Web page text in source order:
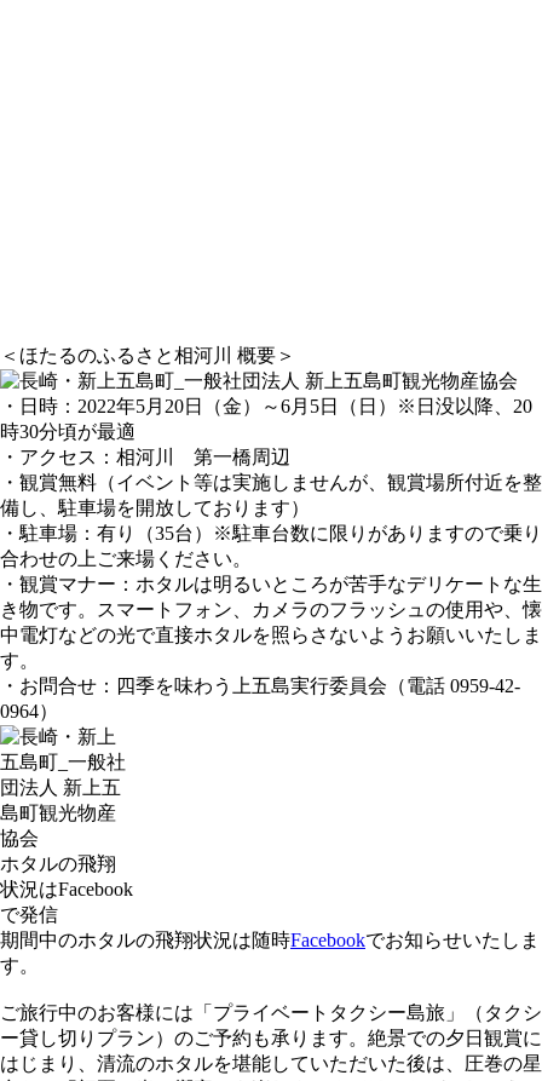
＜ほたるのふるさと相河川 概要＞
・日時：2022年5月20日（金）～6月5日（日）※日没以降、20
時30分頃が最適
・アクセス：相河川 第一橋周辺
・観賞無料（イベント等は実施しませんが、観賞場所付近を整
備し、駐車場を開放しております）
・駐車場：有り（35台）※駐車台数に限りがありますので乗り
合わせの上ご来場ください。
・観賞マナー：ホタルは明るいところが苦手なデリケートな生
き物です。スマートフォン、カメラのフラッシュの使用や、懐
中電灯などの光で直接ホタルを照らさないようお願いいたしま
す。
・お問合せ：四季を味わう上五島実行委員会（電話 0959-42-
0964）
ホタルの飛翔
状況はFacebook
で発信
期間中のホタルの飛翔状況は随時Facebookでお知らせいたしま
す。
ご旅行中のお客様には「プライベートタクシー島旅」（タクシ
ー貸し切りプラン）のご予約も承ります。絶景での夕日観賞に
はじまり、清流のホタルを堪能していただいた後は、圧巻の星